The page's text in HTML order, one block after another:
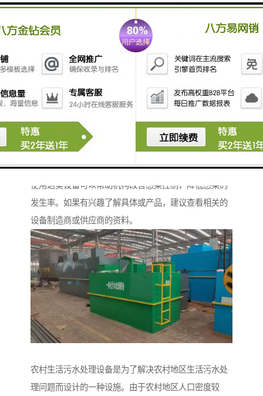
保空气和表面的持续消毒，减少病菌的传播风险。
2. **小型设计**：体积小巧，便于放置在病房、诊室、
手术室等不同场所，不占用太多空间。
3. **安全性**：设计上考虑到医用环境的特殊需求，所
安全。
据环境条件自动调整释放量，提高消毒效果。
5. **性**：能有效杀灭多种细菌、病毒和真菌，达到消
毒的目的。
使用这类设备可以帮助机构改善感染控制，降低感染的
发生率。如果有兴趣了解具体或产品，建议查看相关的
设备制造商或供应商的资料。
农村生活污水处理设备是为了解决农村地区生活污水处
理问题而设计的一种设施。由于农村地区人口密度较